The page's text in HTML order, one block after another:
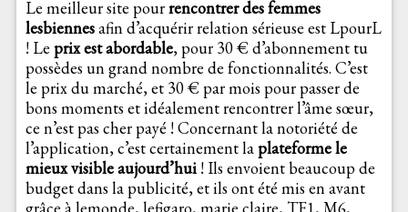
Le meilleur site pourrencontrer des femmes
lesbiennesafin d’acquérir relation sérieuse est LpourL
! Le prix est abordable, pour 30 € d’abonnement tu
possèdes un grand nombre de fonctionnalités. C’est
le prix du marché, et 30 € par mois pour passer de
bons moments et idéalement rencontrer l’âme sœur,
ce n’est pas cher payé ! Concernant la notoriété de
l’application, c’est certainement laplateforme le
mieux visible aujourd’hui! Ils envoient beaucoup de
budget dans la publicité, et ils ont été mis en avant